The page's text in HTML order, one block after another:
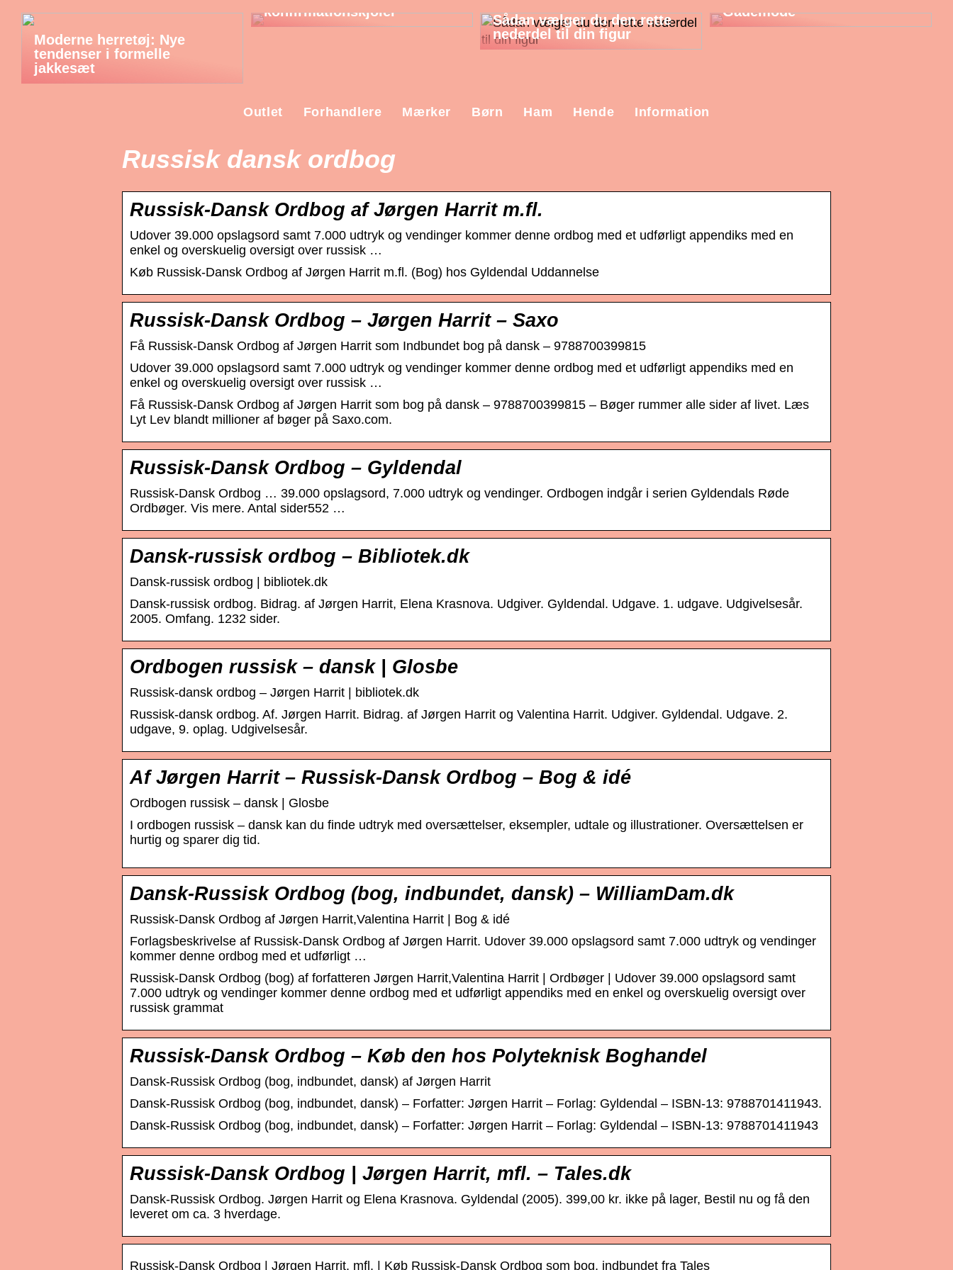
Moderne herretøj: Nye
tendenser i formelle
jakkesæt
konfirmationskjoler
Sådan vælger du den rette
nederdel til din figur
Gademode
Outlet Forhandlere Mærker Børn Ham Hende Information
Russisk dansk ordbog
Russisk-Dansk Ordbog af Jørgen Harrit m.fl.
Udover 39.000 opslagsord samt 7.000 udtryk og vendinger kommer denne ordbog med et udførligt appendiks med en
enkel og overskuelig oversigt over russisk …
Køb Russisk-Dansk Ordbog af Jørgen Harrit m.fl. (Bog) hos Gyldendal Uddannelse
Russisk-Dansk Ordbog – Jørgen Harrit – Saxo
Få Russisk-Dansk Ordbog af Jørgen Harrit som Indbundet bog på dansk – 9788700399815
Udover 39.000 opslagsord samt 7.000 udtryk og vendinger kommer denne ordbog med et udførligt appendiks med en
enkel og overskuelig oversigt over russisk …
Få Russisk-Dansk Ordbog af Jørgen Harrit som bog på dansk – 9788700399815 – Bøger rummer alle sider af livet. Læs
Lyt Lev blandt millioner af bøger på Saxo.com.
Russisk-Dansk Ordbog – Gyldendal
Russisk-Dansk Ordbog … 39.000 opslagsord, 7.000 udtryk og vendinger. Ordbogen indgår i serien Gyldendals Røde
Ordbøger. Vis mere. Antal sider552 …
Dansk-russisk ordbog – Bibliotek.dk
Dansk-russisk ordbog | bibliotek.dk
Dansk-russisk ordbog. Bidrag. af Jørgen Harrit, Elena Krasnova. Udgiver. Gyldendal. Udgave. 1. udgave. Udgivelsesår.
2005. Omfang. 1232 sider.
Ordbogen russisk – dansk | Glosbe
Russisk-dansk ordbog – Jørgen Harrit | bibliotek.dk
Russisk-dansk ordbog. Af. Jørgen Harrit. Bidrag. af Jørgen Harrit og Valentina Harrit. Udgiver. Gyldendal. Udgave. 2.
udgave, 9. oplag. Udgivelsesår.
Af Jørgen Harrit – Russisk-Dansk Ordbog – Bog & idé
Ordbogen russisk – dansk | Glosbe
I ordbogen russisk – dansk kan du finde udtryk med oversættelser, eksempler, udtale og illustrationer. Oversættelsen er
hurtig og sparer dig tid.
Dansk-Russisk Ordbog (bog, indbundet, dansk) – WilliamDam.dk
Russisk-Dansk Ordbog af Jørgen Harrit,Valentina Harrit | Bog & idé
Forlagsbeskrivelse af Russisk-Dansk Ordbog af Jørgen Harrit. Udover 39.000 opslagsord samt 7.000 udtryk og vendinger
kommer denne ordbog med et udførligt …
Russisk-Dansk Ordbog (bog) af forfatteren Jørgen Harrit,Valentina Harrit | Ordbøger | Udover 39.000 opslagsord samt
7.000 udtryk og vendinger kommer denne ordbog med et udførligt appendiks med en enkel og overskuelig oversigt over
russisk grammat
Russisk-Dansk Ordbog – Køb den hos Polyteknisk Boghandel
Dansk-Russisk Ordbog (bog, indbundet, dansk) af Jørgen Harrit
Dansk-Russisk Ordbog (bog, indbundet, dansk) – Forfatter: Jørgen Harrit – Forlag: Gyldendal – ISBN-13: 9788701411943.
Dansk-Russisk Ordbog (bog, indbundet, dansk) – Forfatter: Jørgen Harrit – Forlag: Gyldendal – ISBN-13: 9788701411943
Russisk-Dansk Ordbog | Jørgen Harrit, mfl. – Tales.dk
Dansk-Russisk Ordbog. Jørgen Harrit og Elena Krasnova. Gyldendal (2005). 399,00 kr. ikke på lager, Bestil nu og få den
leveret om ca. 3 hverdage.
Russisk-Dansk Ordbog | Jørgen Harrit, mfl. | Køb Russisk-Dansk Ordbog som bog, indbundet fra Tales